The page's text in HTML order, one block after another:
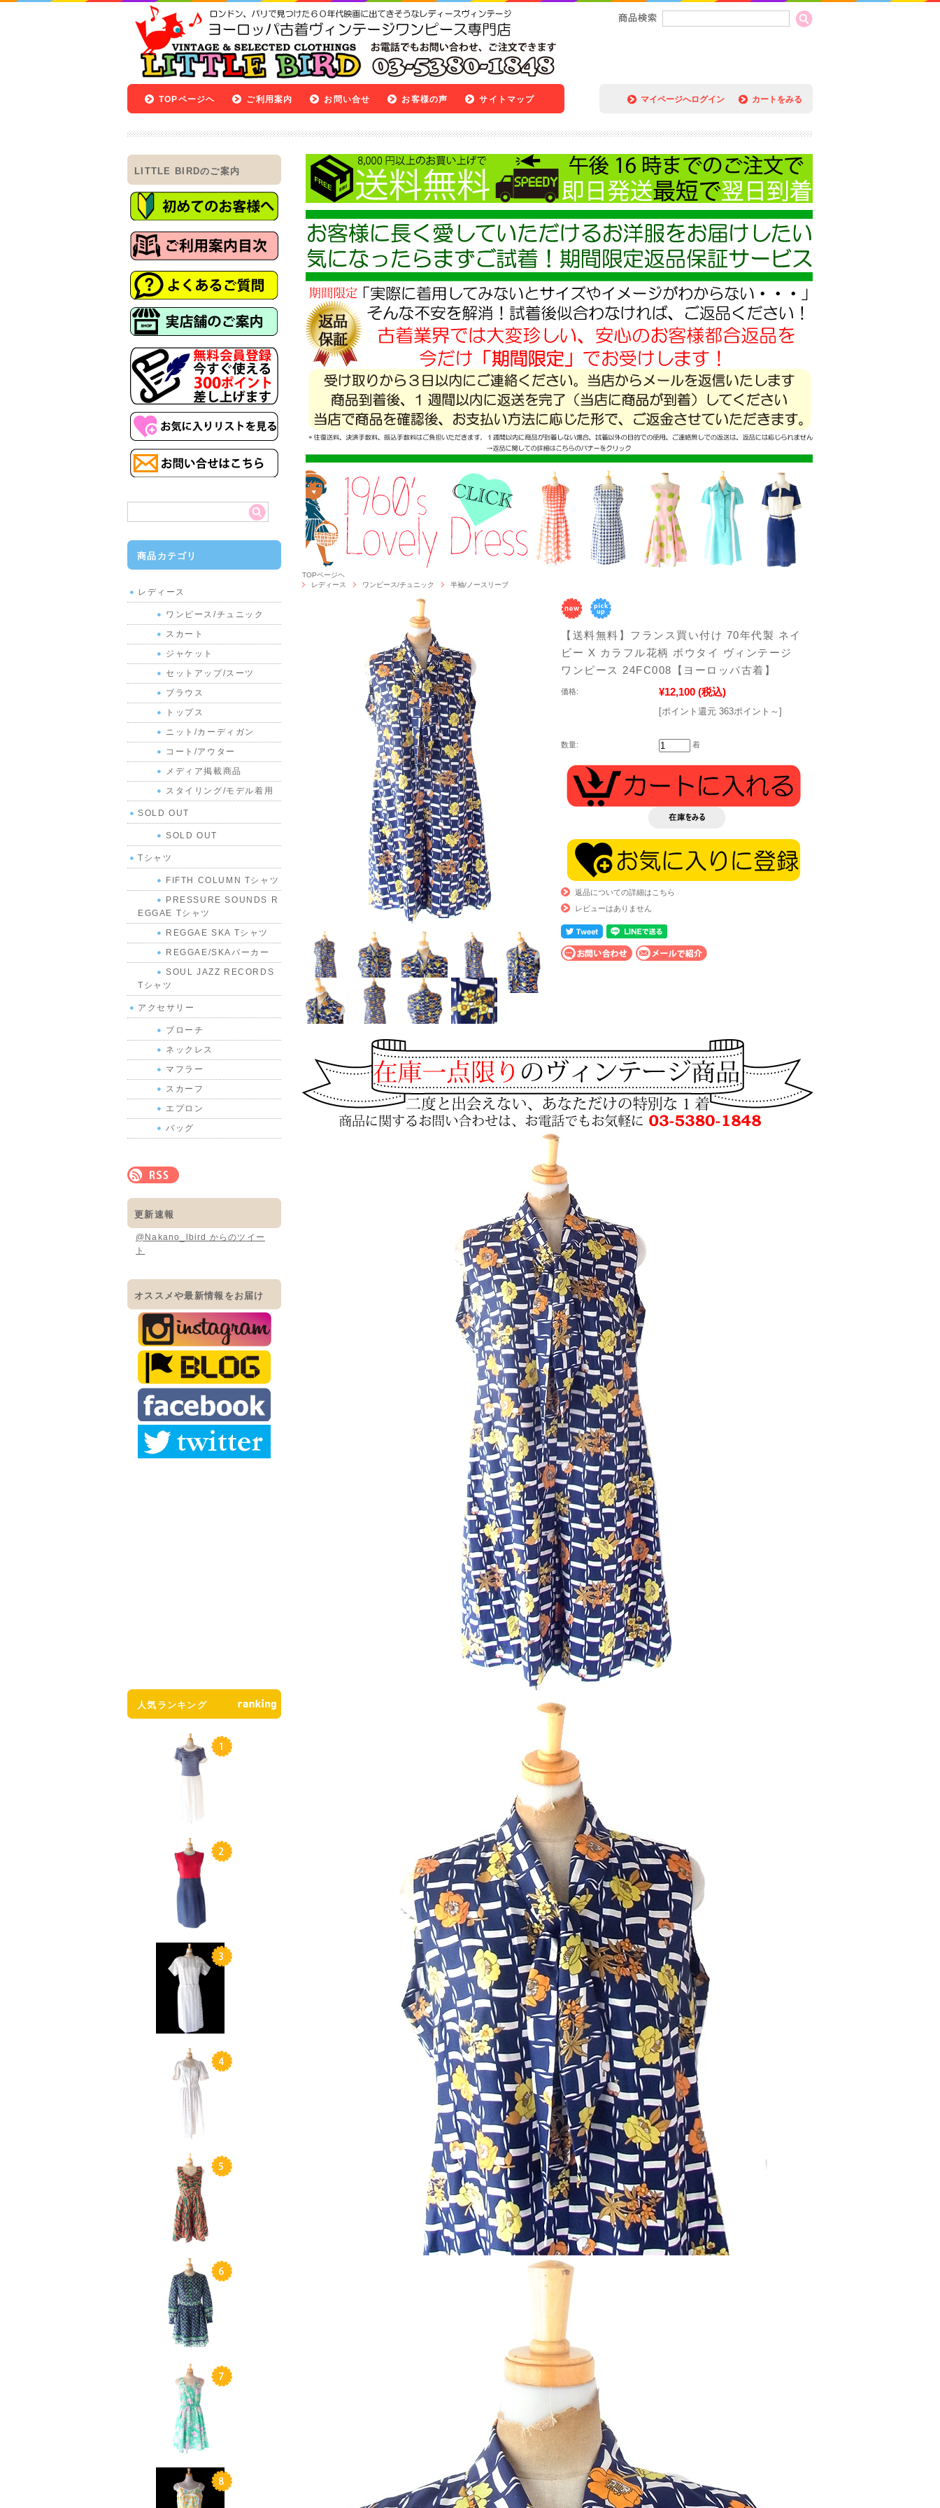
マイページへログイン カートをみる
TOPページヘ ご利用案内 お問い合せ お客様の声 サイトマップ
TOPページヘ
レディース
ワンピース/チュニック 半袖/ノースリーブ
【送料無料】フランス買い付け 70年代製 ネイ
ビー X カラフル花柄 ボウタイ ヴィンテージ
ワンピース 24FC008【ヨーロッパ古着】
価格: ¥12,100 (税込)
[ポイント還元 363ポイント～]
数量: 着
返品についての詳細はこちら
レビューはありません
LITTLE BIRDのご案内
商品カテゴリ
レディース
ワンピース/チュニック
スカート
ジャケット
セットアップ/スーツ
ブラウス
トップス
ニット/カーディガン
コート/アウター
メディア掲載商品
スタイリング/モデル着用
SOLD OUT
SOLD OUT
Tシャツ
FIFTH COLUMN Tシャツ
PRESSURE SOUNDS R
EGGAE Tシャツ
REGGAE SKA Tシャツ
REGGAE/SKAパーカー
SOUL JAZZ RECORDS
Tシャツ
アクセサリー
ブローチ
ネックレス
マフラー
スカーフ
エプロン
バッグ
更新速報
@Nakano_lbird からのツイー
ト
オススメや最新情報をお届け
人気ランキング